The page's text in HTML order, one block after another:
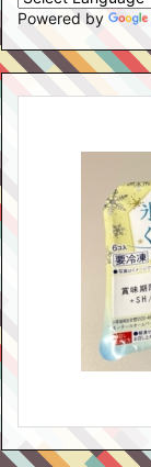
Powered by